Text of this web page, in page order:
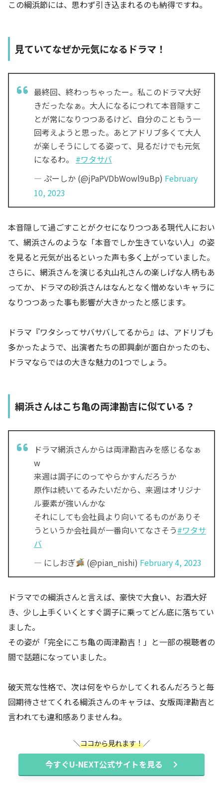
この綱浜節には、思わず引き込まれるのも納得ですね。
見ていてなぜか元気になるドラマ！
最終回、終わっちゃったー。私このドラマ大好
きだったなぁ。大人になるにつれて本音隠すこ
とが常になりつつあるけど、自分のこともう一
回考えようと思った。あとアドリブ多くて大人
が楽しそうにしてる姿って、見るだけでも元気
になるわ。 #ワタサバ
— ぷーしか (@jPaPVDbWowl9uBp) February
10, 2023
本音隠して過ごすことがクセになりつつある現代人におい
て、網浜さんのような「本音でしか生きていない人」の姿
を見ると元気が出るといった声も多く上がっていました。
さらに、網浜さんを演じる丸山礼さんの楽しげな人柄もあ
ってか、ドラマの砂浜さんはなんとなく憎めないキャラに
なりつつあった事も影響が大きかったと感じます。
ドラマ『ワタシってサバサバしてるから』は、アドリブも
多かったようで、出演者たちの即興劇が面白かったのも、
ドラマならではの大きな魅力の1つでしょう。
綱浜さんはこち亀の両津勘吉に似ている？
ドラマ網浜さんからは両津勘吉みを感じるなぁ
w
来週は調子にのってやらかすんだろうか
原作は続いてるみたいだから、来週はオリジナ
ル要素が強いんかな
それにしても会社員より向いてるものがありそ
うというか会社員が一番向いてなさそう#ワタサ
バ
— にしおぎ
(@pian_nishi) February 4, 2023
ドラマでの綱浜さんと言えば、豪快で大食い、お酒大好
き、少し上手くいくとすぐ調子に乗ってどん底に落ちてい
ました。
その姿が「完全にこち亀の両津勘吉！」と一部の視聴者の
間で話題になっていました。
破天荒な性格で、次は何をやらかしてくれるんだろうと毎
回期待させてくれる綱浜さんのキャラは、女版両津勘吉と
言われても違和感ありませんね。
ココから見れます！
今すぐU-NEXT公式サイトを見る